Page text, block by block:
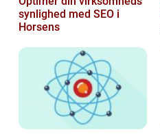
synlighed med SEO i
Horsens